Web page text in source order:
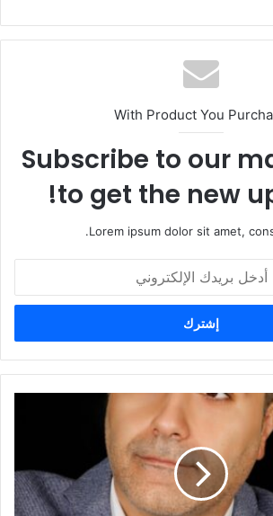
With Product You
Subscribe to our
to get the new
Lorem ipsum dolor sit amet,